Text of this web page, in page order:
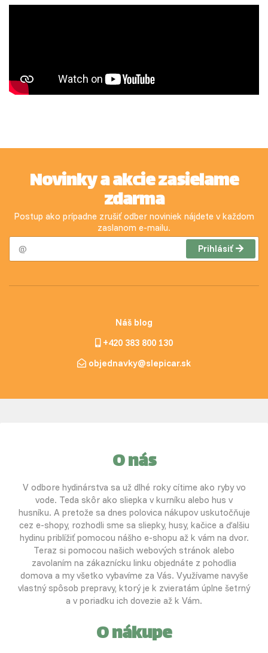
Novinky a akcie zasielame
zdarma
Postup ako prípadne zrušiť odber noviniek nájdete v každom
zaslanom e-mailu.
Prihlásiť
Náš blog
+420 383 800 130
objednavky@slepicar.sk
O nás
V odbore hydinárstva sa už dlhé roky cítime ako ryby vo
vode. Teda skôr ako sliepka v kurníku alebo hus v
husníku. A pretože sa dnes polovica nákupov uskutočňuje
cez e-shopy, rozhodli sme sa sliepky, husy, kačice a ďalšiu
hydinu priblížiť pomocou nášho e-shopu až k vám na dvor.
Teraz si pomocou našich webových stránok alebo
zavolaním na zákaznícku linku objednáte z pohodlia
domova a my všetko vybavíme za Vás. Využívame navyše
vlastný spôsob prepravy, ktorý je k zvieratám úplne šetrný
a v poriadku ich dovezie až k Vám.
O nákupe